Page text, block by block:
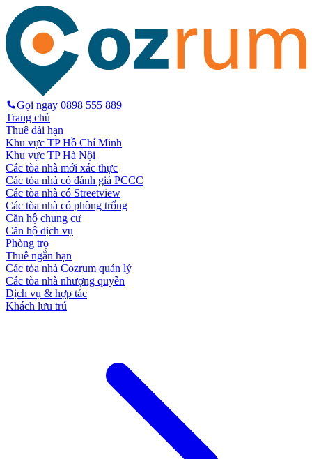
Gọi ngay 0898 555 889
Trang chủ
Thuê dài hạn
Khu vực TP Hồ Chí Minh
Khu vực TP Hà Nội
Các tòa nhà mới xác thực
Các tòa nhà có đánh giá PCCC
Các tòa nhà có Streetview
Các tòa nhà có phòng trống
Căn hộ chung cư
Căn hộ dịch vụ
Phòng trọ
Thuê ngắn hạn
Các tòa nhà Cozrum quản lý
Các tòa nhà nhượng quyền
Dịch vụ & hợp tác
Khách lưu trú